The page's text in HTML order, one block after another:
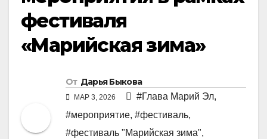
фестиваля
«Марийская зима»
От Дарья Быкова
МАР 3, 2026 #Глава Марий Эл,
#мероприятие, #фестиваль,
#фестиваль "Марийская зима",